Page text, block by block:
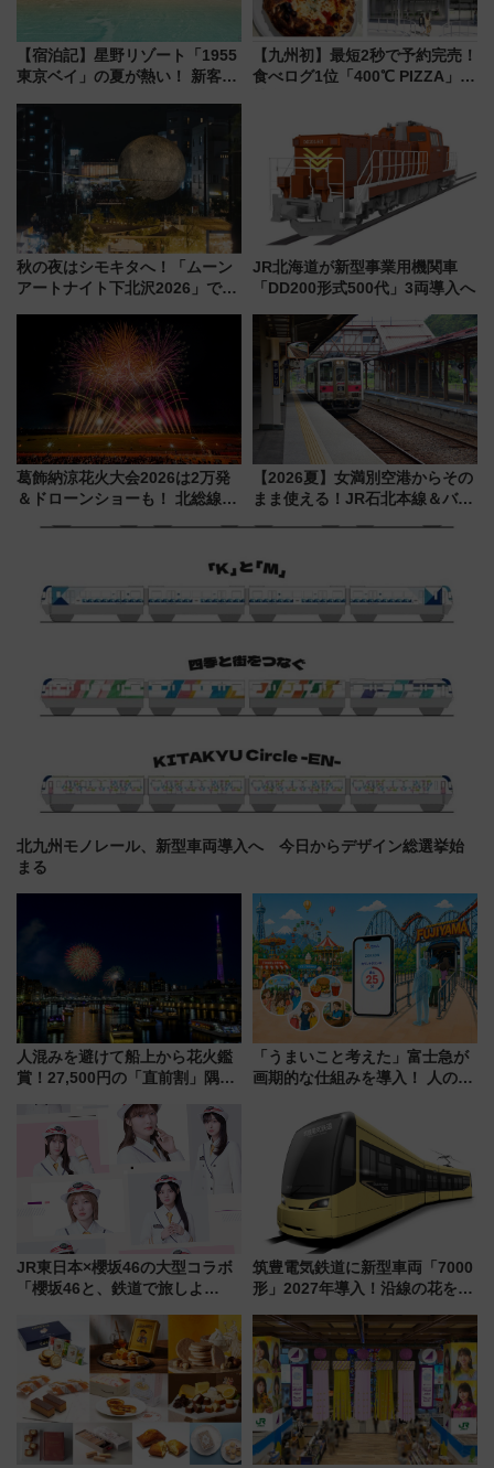
【宿泊記】星野リゾート「1955
東京ベイ」の夏が熱い！ 新客室
メリカングルメ＆絶品スイーツ
を満喫（千葉県浦安市）
【九州初】最短2秒で予約完売！
食べログ1位「400℃ PIZZA」が
プン。もつ鍋風など限定メニュ
秋の夜はシモキタへ！「ムーン
アートナイト下北沢2026」でイ
を満喫しよう
JR北海道が新型事業用機関車
「DD200形式500代」3両導入へ
葛飾納涼花火大会2026は2万発
＆ドローンショーも！ 北総線を
【2026夏】女満別空港からその
まま使える！JR石北本線＆バス
（8/3発売）
北九州モノレール、新型車両導入へ 今日からデザイン総選挙始
まる
人混みを避けて船上から花火鑑
賞！27,500円の「直前割」隅田
メも持ち込みOK
「うまいこと考えた」富士急が
画期的な仕組みを導入！ 人のか
ん」始動
JR東日本×櫻坂46の大型コラボ
「櫻坂46と、鉄道で旅しよ
潟・長野・庄内へ
筑豊電気鉄道に新型車両「7000
形」2027年導入！沿線の花をイ
内は落ち着いたゆとりある空間
に